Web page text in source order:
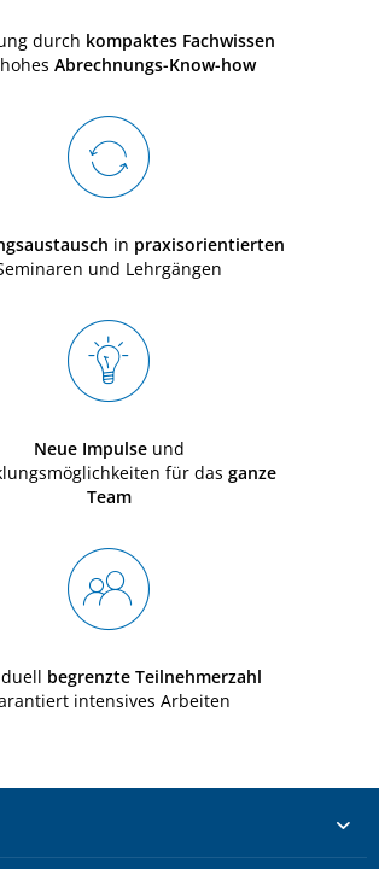
durch kompaktes Fachwissen
Abrechnungs-Know-how
in praxisorientierten
und Lehrgängen
Neue Impulseund
für das ganze
Team
begrenzte Teilnehmerzahl
intensives Arbeiten